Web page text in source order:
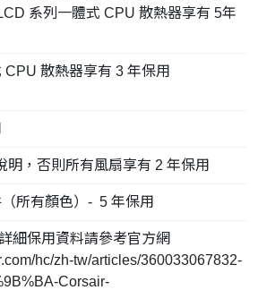
系列一體式 CPU 散熱器享有 5年
散熱器享有 3 年保用
明，否則所有風扇享有 2 年保用
所有顏色）- 5 年保用
細保用資料請參考官方網
hc/zh-tw/articles/360033067832-
Corsair-